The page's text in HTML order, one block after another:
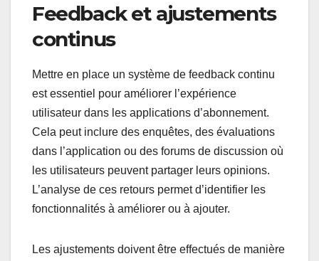
Feedback et ajustements
continus
Mettre en place un système de feedback continu
est essentiel pour améliorer l’expérience
utilisateur dans les applications d’abonnement.
Cela peut inclure des enquêtes, des évaluations
dans l’application ou des forums de discussion où
les utilisateurs peuvent partager leurs opinions.
L’analyse de ces retours permet d’identifier les
fonctionnalités à améliorer ou à ajouter.
Les ajustements doivent être effectués de manière